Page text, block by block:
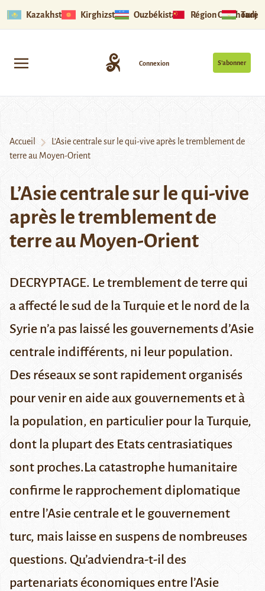
Kazakhstan Kirghizstan Ouzbékistan Région Ouïghoure
S’abonner
Connexion
Accueil
L’Asie centrale sur le qui-vive après le tremblement de
terre au Moyen-Orient
L’Asie centrale sur le qui-vive
après le tremblement de
terre au Moyen-Orient
DECRYPTAGE. Le tremblement de terre qui
a affecté le sud de la Turquie et le nord de la
Syrie n’a pas laissé les gouvernements d’Asie
centrale indifférents, ni leur population.
Des réseaux se sont rapidement organisés
pour venir en aide aux gouvernements et à
la population, en particulier pour la Turquie,
dont la plupart des Etats centrasiatiques
sont proches.La catastrophe humanitaire
confirme le rapprochement diplomatique
entre l’Asie centrale et le gouvernement
turc, mais laisse en suspens de nombreuses
questions. Qu’adviendra-t-il des
partenariats économiques entre l’Asie